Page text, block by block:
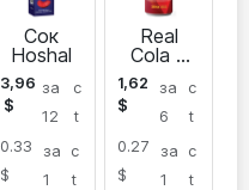
Сок
Hoshal
3,96
$
за
12
c
t
0.33
$
за
1
c
t
Real
Cola в
банке
1,62
$
за
6
c
t
0.27
$
за
1
c
t